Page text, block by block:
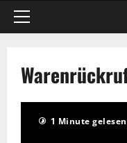
1 Minute gelesen